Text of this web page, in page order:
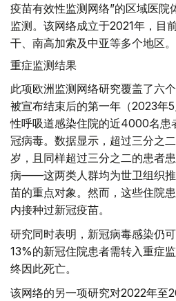
疫苗有效性监测网络”的区域医院
监测。该网络成立于2021年，目
干、南高加索及中亚等多个地区。
重症监测结果
此项欧洲监测网络研究覆盖了六
被宣布结束后的第一年（2023年
性呼吸道感染住院的近4000名患
冠病毒。数据显示，超过三分之
岁，且同样超过三分之二的患者
病——这两类人群均为世卫组织
苗的重点对象。然而，这些住院
内接种过新冠疫苗。
研究同时表明，新冠病毒感染仍
13%的新冠住院患者需转入重症
终因此死亡。
该网络的另一项研究对2022年至